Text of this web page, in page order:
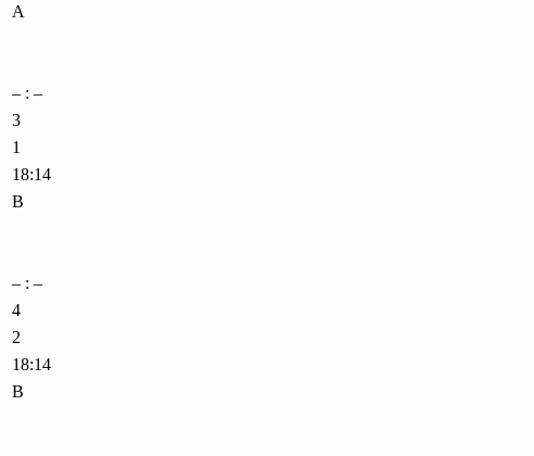
A
– : –
3
1
18:14
B
– : –
4
2
18:14
B